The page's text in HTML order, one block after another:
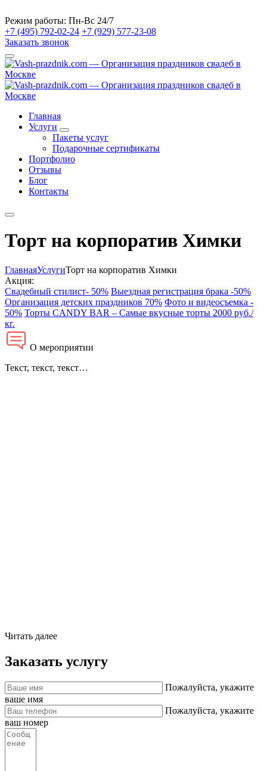
Режим работы: Пн-Вс 24/7
+7 (495) 792-02-24 +7 (929) 577-23-08
Заказать звонок
Главная
Услуги
Пакеты услуг
Подарочные сертификаты
Портфолио
Отзывы
Блог
Контакты
Торт на корпоратив Химки
ГлавнаяУслугиТорт на корпоратив Химки
Акция:
Свадебный стилист- 50% Выездная регистрация брака -50%
Организация детских праздников 70% Фото и видеосъемка -
50% Торты CANDY BAR – Самые вкусные торты 2000 руб./
кг.
О мероприятии
Текст, текст, текст…
Читать далее
Заказать услугу
Пожалуйста, укажите
ваше имя
Пожалуйста, укажите
ваш номер